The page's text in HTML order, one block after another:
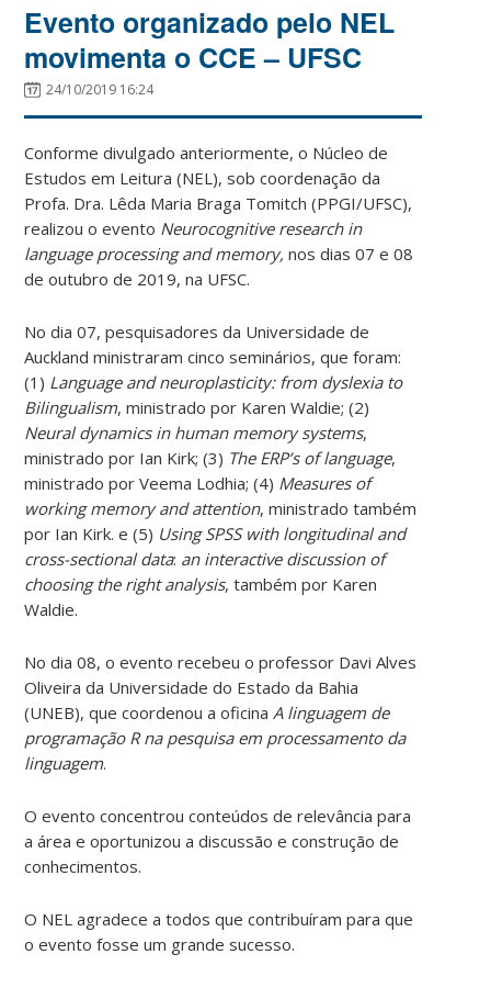
Evento organizado pelo NEL
movimenta o CCE – UFSC
24/10/2019 16:24
Conforme divulgado anteriormente, o Núcleo de
Estudos em Leitura (NEL), sob coordenação da
Profa. Dra. Lêda Maria Braga Tomitch (PPGI/UFSC),
realizou o evento Neurocognitive research in
language processing and memory,nos dias 07 e 08
de outubro de 2019, na UFSC.
No dia 07, pesquisadores da Universidade de
Auckland ministraram cinco seminários, que foram:
(1) Language and neuroplasticity: from dyslexia to
Bilingualism, ministrado por Karen Waldie; (2)
Neural dynamics in human memory systems,
ministrado por Ian Kirk; (3) The ERP’s of language,
ministrado por Veema Lodhia; (4) Measures of
working memory and attention, ministrado também
por Ian Kirk. e (5) Using SPSS with longitudinal and
cross-sectional data: an interactive discussion of
choosing the right analysis, também por Karen
Waldie.
No dia 08, o evento recebeu o professor Davi Alves
Oliveira da Universidade do Estado da Bahia
(UNEB), que coordenou a oficina A linguagem de
programação R na pesquisa em processamento da
linguagem.
O evento concentrou conteúdos de relevância para
a área e oportunizou a discussão e construção de
conhecimentos.
O NEL agradece a todos que contribuíram para que
o evento fosse um grande sucesso.